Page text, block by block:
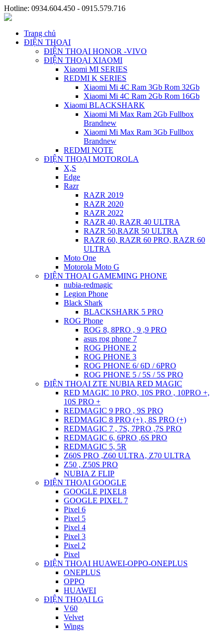
Hotline: 0934.604.450 - 0915.579.716
Trang chủ
ĐIỆN THOẠI
ĐIỆN THOẠI HONOR -VIVO
ĐIỆN THOẠI XIAOMI
Xiaomi MI SERIES
REDMI K SERIES
Xiaomi Mi 4C Ram 3Gb Rom 32Gb
Xiaomi Mi 4C Ram 2Gb Rom 16Gb
Xiaomi BLACKSHARK
Xiaomi Mi Max Ram 2Gb Fullbox
Brandnew
Xiaomi Mi Max Ram 3Gb Fullbox
Brandnew
REDMI NOTE
ĐIỆN THOẠI MOTOROLA
X,S
Edge
Razr
RAZR 2019
RAZR 2020
RAZR 2022
RAZR 40, RAZR 40 ULTRA
RAZR 50,RAZR 50 ULTRA
RAZR 60, RAZR 60 PRO, RAZR 60
ULTRA
Moto One
Motorola Moto G
ĐIỆN THOẠI GAMEMING PHONE
nubia-redmagic
Legion Phone
Black Shark
BLACKSHARK 5 PRO
ROG Phone
ROG 8, 8PRO , 9 ,9 PRO
asus rog phone 7
ROG PHONE 2
ROG PHONE 3
ROG PHONE 6/ 6D / 6PRO
ROG PHONE 5 / 5S / 5S PRO
ĐIỆN THOẠI ZTE NUBIA RED MAGIC
RED MAGIC 10 PRO, 10S PRO , 10PRO +,
10S PRO +
REDMAGIC 9 PRO , 9S PRO
REDMAGIC 8 PRO (+) , 8S PRO (+)
REDMAGIC 7 , 7S, 7PRO ,7S PRO
REDMAGIC 6, 6PRO ,6S PRO
REDMAGIC 5, 5R
Z60S PRO ,Z60 ULTRA, Z70 ULTRA
Z50 , Z50S PRO
NUBIA Z FLIP
ĐIỆN THOẠI GOOGLE
GOOGLE PIXEL8
GOOGLE PIXEL 7
Pixel 6
Pixel 5
Pixel 4
Pixel 3
Pixel 2
Pixel
ĐIỆN THOẠI HUAWEI-OPPO-ONEPLUS
ONEPLUS
OPPO
HUAWEI
ĐIỆN THOẠI LG
V60
Velvet
Wings